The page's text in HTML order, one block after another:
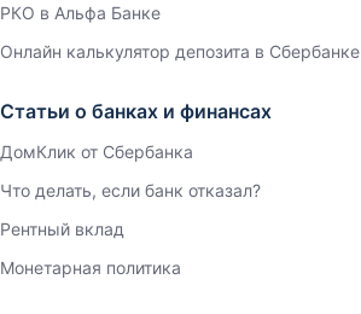
РКО в Альфа Банке
Онлайн калькулятор депозита в Сбербанке
Статьи о банках и финансах
ДомКлик от Сбербанка
Что делать, если банк отказал?
Рентный вклад
Монетарная политика